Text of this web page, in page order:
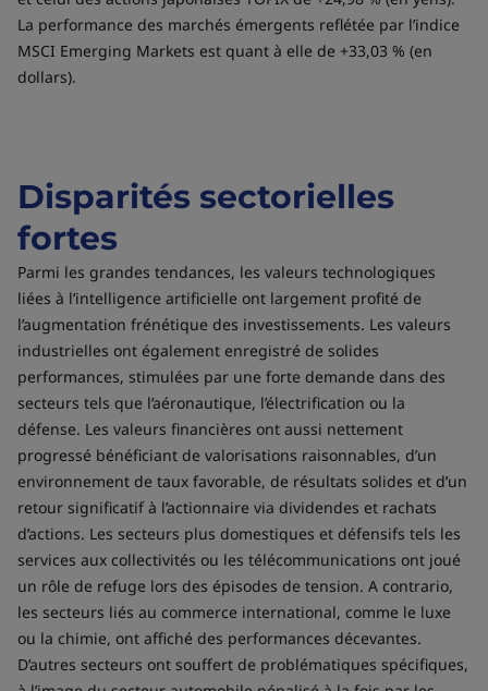
La performance des marchés émergents reflétée par l’indice
MSCI Emerging Markets est quant à elle de +33,03 % (en
dollars).
Disparités sectorielles
fortes
Parmi les grandes tendances, les valeurs technologiques
liées à l’intelligence artificielle ont largement profité de
l’augmentation frénétique des investissements. Les valeurs
industrielles ont également enregistré de solides
performances, stimulées par une forte demande dans des
secteurs tels que l’aéronautique, l’électrification ou la
défense. Les valeurs financières ont aussi nettement
progressé bénéficiant de valorisations raisonnables, d’un
environnement de taux favorable, de résultats solides et d’un
retour significatif à l’actionnaire via dividendes et rachats
d’actions. Les secteurs plus domestiques et défensifs tels les
services aux collectivités ou les télécommunications ont joué
un rôle de refuge lors des épisodes de tension. A contrario,
les secteurs liés au commerce international, comme le luxe
ou la chimie, ont affiché des performances décevantes.
D’autres secteurs ont souffert de problématiques spécifiques,